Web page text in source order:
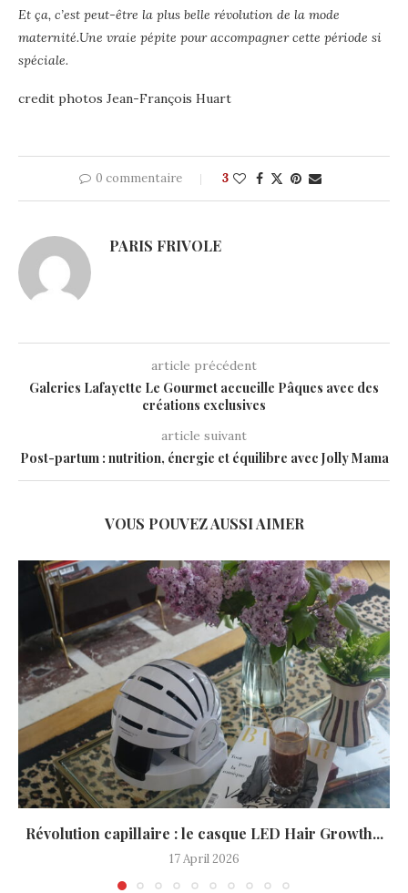
Et ça, c’est peut-être la plus belle révolution de la mode
maternité.Une vraie pépite pour accompagner cette période si
spéciale.
credit photos Jean-François Huart
0 commentaire 3
PARIS FRIVOLE
article précédent
Galeries Lafayette Le Gourmet accueille Pâques avec des
créations exclusives
article suivant
Post-partum : nutrition, énergie et équilibre avec Jolly Mama
VOUS POUVEZ AUSSI AIMER
Révolution capillaire : le casque LED Hair Growth...
17 April 2026